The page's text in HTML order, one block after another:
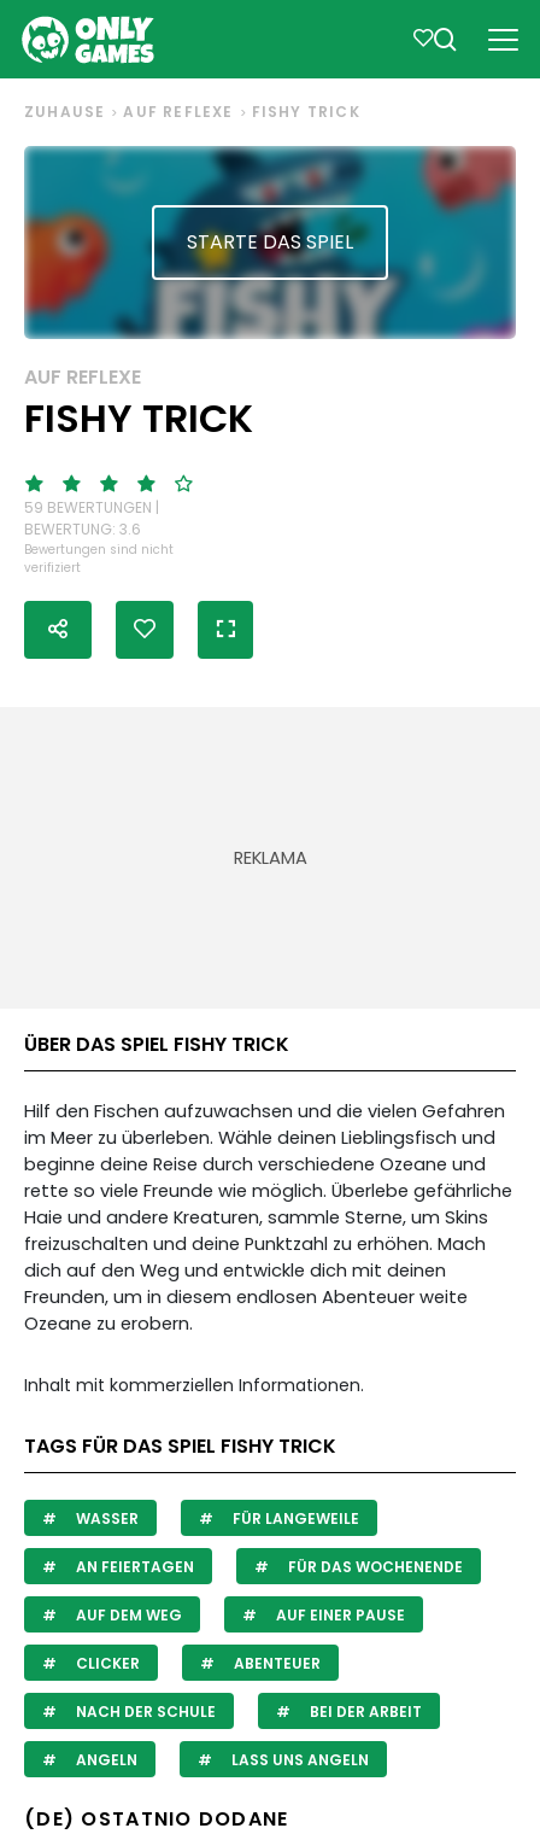
ZUHAUSE AUF REFLEXE FISHY TRICK
STARTE DAS SPIEL
AUF REFLEXE
FISHY TRICK
59 BEWERTUNGEN |
BEWERTUNG: 3.6
Bewertungen sind nicht
verifiziert
ÜBER DAS SPIEL FISHY TRICK
Hilf den Fischen aufzuwachsen und die vielen Gefahren
im Meer zu überleben. Wähle deinen Lieblingsfisch und
beginne deine Reise durch verschiedene Ozeane und
rette so viele Freunde wie möglich. Überlebe gefährliche
Haie und andere Kreaturen, sammle Sterne, um Skins
freizuschalten und deine Punktzahl zu erhöhen. Mach
dich auf den Weg und entwickle dich mit deinen
Freunden, um in diesem endlosen Abenteuer weite
Ozeane zu erobern.
Inhalt mit kommerziellen Informationen.
TAGS FÜR DAS SPIEL FISHY TRICK
WASSER FÜR LANGEWEILE
AN FEIERTAGEN FÜR DAS WOCHENENDE
AUF DEM WEG AUF EINER PAUSE
CLICKER ABENTEUER
NACH DER SCHULE BEI DER ARBEIT
ANGELN LASS UNS ANGELN
(DE) OSTATNIO DODANE